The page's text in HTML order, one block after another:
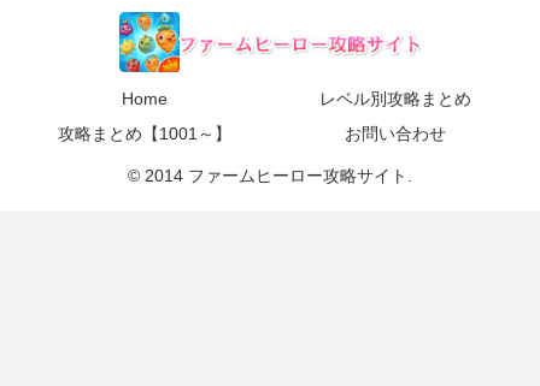
Home
レベル別攻略まとめ
攻略まとめ【1001～】
お問い合わせ
© 2014 ファームヒーロー攻略サイト.